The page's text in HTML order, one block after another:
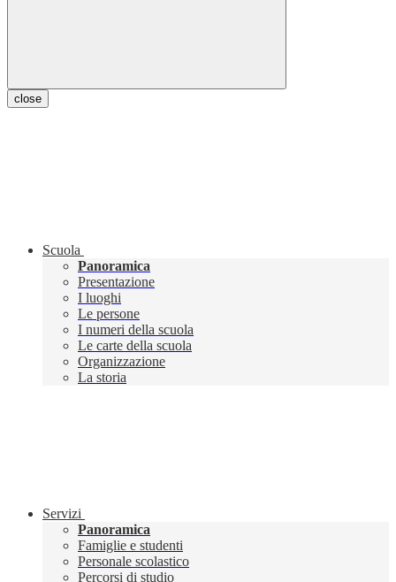
close
Scuola
Panoramica
Presentazione
I luoghi
Le persone
I numeri della scuola
Le carte della scuola
Organizzazione
La storia
Servizi
Panoramica
Famiglie e studenti
Personale scolastico
Percorsi di studio